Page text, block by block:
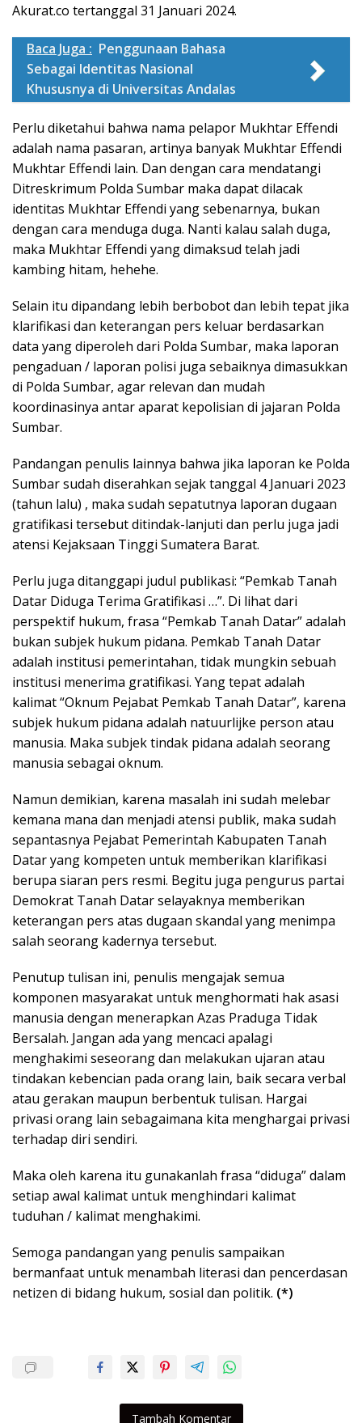
Akurat.co tertanggal 31 Januari 2024.
Baca Juga : Penggunaan Bahasa
Sebagai Identitas Nasional
Khususnya di Universitas Andalas
Perlu diketahui bahwa nama pelapor Mukhtar Effendi
adalah nama pasaran, artinya banyak Mukhtar Effendi
Mukhtar Effendi lain. Dan dengan cara mendatangi
Ditreskrimum Polda Sumbar maka dapat dilacak
identitas Mukhtar Effendi yang sebenarnya, bukan
dengan cara menduga duga. Nanti kalau salah duga,
maka Mukhtar Effendi yang dimaksud telah jadi
kambing hitam, hehehe.
Selain itu dipandang lebih berbobot dan lebih tepat jika
klarifikasi dan keterangan pers keluar berdasarkan
data yang diperoleh dari Polda Sumbar, maka laporan
pengaduan / laporan polisi juga sebaiknya dimasukkan
di Polda Sumbar, agar relevan dan mudah
koordinasinya antar aparat kepolisian di jajaran Polda
Sumbar.
Pandangan penulis lainnya bahwa jika laporan ke Polda
Sumbar sudah diserahkan sejak tanggal 4 Januari 2023
(tahun lalu) , maka sudah sepatutnya laporan dugaan
gratifikasi tersebut ditindak-lanjuti dan perlu juga jadi
atensi Kejaksaan Tinggi Sumatera Barat.
Perlu juga ditanggapi judul publikasi: “Pemkab Tanah
Datar Diduga Terima Gratifikasi …”. Di lihat dari
perspektif hukum, frasa “Pemkab Tanah Datar” adalah
bukan subjek hukum pidana. Pemkab Tanah Datar
adalah institusi pemerintahan, tidak mungkin sebuah
institusi menerima gratifikasi. Yang tepat adalah
kalimat “Oknum Pejabat Pemkab Tanah Datar”, karena
subjek hukum pidana adalah natuurlijke person atau
manusia. Maka subjek tindak pidana adalah seorang
manusia sebagai oknum.
Namun demikian, karena masalah ini sudah melebar
kemana mana dan menjadi atensi publik, maka sudah
sepantasnya Pejabat Pemerintah Kabupaten Tanah
Datar yang kompeten untuk memberikan klarifikasi
berupa siaran pers resmi. Begitu juga pengurus partai
Demokrat Tanah Datar selayaknya memberikan
keterangan pers atas dugaan skandal yang menimpa
salah seorang kadernya tersebut.
Penutup tulisan ini, penulis mengajak semua
komponen masyarakat untuk menghormati hak asasi
manusia dengan menerapkan Azas Praduga Tidak
Bersalah. Jangan ada yang mencaci apalagi
menghakimi seseorang dan melakukan ujaran atau
tindakan kebencian pada orang lain, baik secara verbal
atau gerakan maupun berbentuk tulisan. Hargai
privasi orang lain sebagaimana kita menghargai privasi
terhadap diri sendiri.
Maka oleh karena itu gunakanlah frasa “diduga” dalam
setiap awal kalimat untuk menghindari kalimat
tuduhan / kalimat menghakimi.
Semoga pandangan yang penulis sampaikan
bermanfaat untuk menambah literasi dan pencerdasan
netizen di bidang hukum, sosial dan politik. (*)
Tambah Komentar